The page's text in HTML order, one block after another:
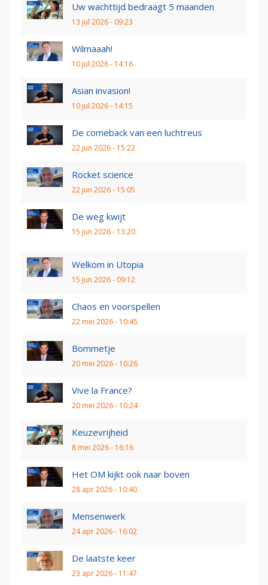
Uw wachttijd bedraagt 5 maanden
13 jul 2026 - 09:23
Wilmaaah!
10 jul 2026 - 14:16
Asian invasion!
10 jul 2026 - 14:15
De comeback van een luchtreus
22 jun 2026 - 15:22
Rocket science
22 jun 2026 - 15:05
De weg kwijt
15 jun 2026 - 13:20
Welkom in Utopia
15 jun 2026 - 09:12
Chaos en voorspellen
22 mei 2026 - 10:45
Bommetje
20 mei 2026 - 10:26
Vive la France?
20 mei 2026 - 10:24
Keuzevrijheid
8 mei 2026 - 16:16
Het OM kijkt ook naar boven
28 apr 2026 - 10:40
Mensenwerk
24 apr 2026 - 16:02
De laatste keer
23 apr 2026 - 11:47